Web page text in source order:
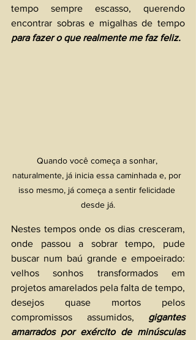
tempo sempre escasso, querendo
para fazer o que realmente me faz feliz.
Quando você começa a sonhar,
naturalmente, já inicia essa caminhada e, por
isso mesmo, já começa a sentir felicidade
desde já.
Nestes tempos onde os dias cresceram,
onde passou a sobrar tempo, pude
buscar num baú grande e empoeirado:
velhos sonhos transformados em
projetos amarelados pela falta de tempo,
desejos quase mortos pelos
compromissos assumidos, gigantes
amarrados por exército de minúsculas